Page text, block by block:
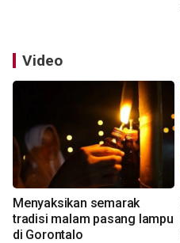
Video
Menyaksikan semarak
tradisi malam pasang lampu
di Gorontalo